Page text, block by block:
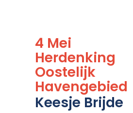
4 Mei
Herdenking
Oostelijk
Havengebied
Keesje Brijde